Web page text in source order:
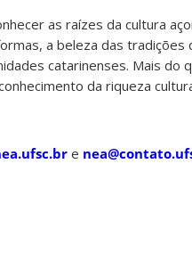
as raízes da cultura
a beleza das
catarinenses. Mais
da riqueza
e